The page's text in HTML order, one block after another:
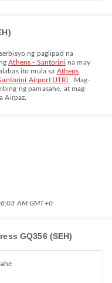
ng paglipad na
Athens - Santorini na may
ito mula sa Athens
Airport (JTR)
. Mag-
ng pamasahe, at mag-
Airpaz.
AM GMT+0
GQ356 (SEH)